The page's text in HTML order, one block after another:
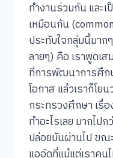
ทำงานร่วมกัน และเ
เหมือนกัน
ประทับใจกลุ่มนี้มาก
ลายๆ) คือ เราพูดเ
ที่การพัฒนาการศึก
โอกาส แล้วเราก็โย
กระทรวงศึกษา เรื่อ
ทำอะไรเลย มากไ
ปล่อยมันผ่านไป ขณ